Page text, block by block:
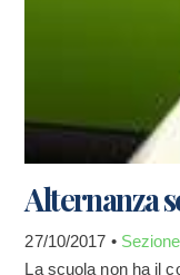
Alternanza
27/10/2017 •
La scuola non ha il